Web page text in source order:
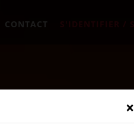
CONTACT
×